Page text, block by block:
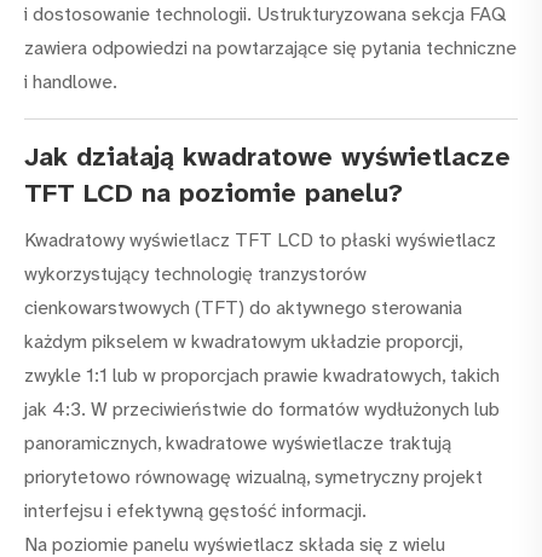
i dostosowanie technologii. Ustrukturyzowana sekcja FAQ
zawiera odpowiedzi na powtarzające się pytania techniczne
i handlowe.
Jak działają kwadratowe wyświetlacze
TFT LCD na poziomie panelu?
Kwadratowy wyświetlacz TFT LCD to płaski wyświetlacz
wykorzystujący technologię tranzystorów
cienkowarstwowych (TFT) do aktywnego sterowania
każdym pikselem w kwadratowym układzie proporcji,
zwykle 1:1 lub w proporcjach prawie kwadratowych, takich
jak 4:3. W przeciwieństwie do formatów wydłużonych lub
panoramicznych, kwadratowe wyświetlacze traktują
priorytetowo równowagę wizualną, symetryczny projekt
interfejsu i efektywną gęstość informacji.
Na poziomie panelu wyświetlacz składa się z wielu